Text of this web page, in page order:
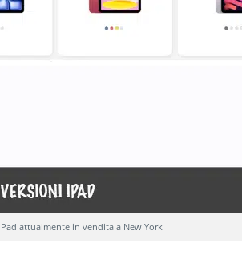
attualmente in vendita a New York